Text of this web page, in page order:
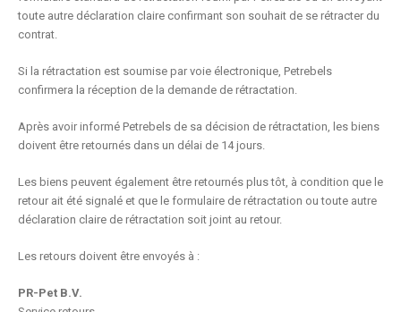
toute autre déclaration claire confirmant son souhait de se rétracter du
contrat.
Si la rétractation est soumise par voie électronique, Petrebels
confirmera la réception de la demande de rétractation.
Après avoir informé Petrebels de sa décision de rétractation, les biens
doivent être retournés dans un délai de 14 jours.
Les biens peuvent également être retournés plus tôt, à condition que le
retour ait été signalé et que le formulaire de rétractation ou toute autre
déclaration claire de rétractation soit joint au retour.
Les retours doivent être envoyés à :
PR-Pet B.V.